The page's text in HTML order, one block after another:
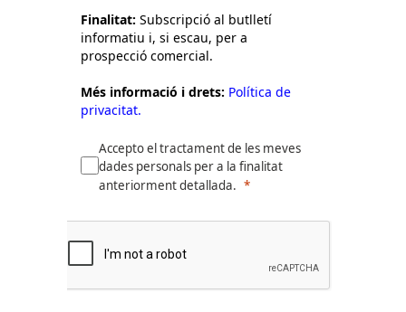
Finalitat: Subscripció al butlletí
informatiu i, si escau, per a
prospecció comercial.
Més informació i drets: Política de
privacitat.
Accepto el tractament de les meves
dades personals per a la finalitat
anteriorment detallada.